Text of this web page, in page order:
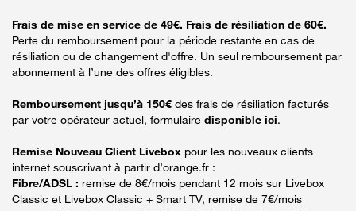
Frais de mise en service de 49€. Frais de résiliation de 60€.
Perte du remboursement pour la période restante en cas de
résiliation ou de changement d'offre. Un seul remboursement par
abonnement à l’une des offres éligibles.
Remboursement jusqu’à 150€ des frais de résiliation facturés
par votre opérateur actuel, formulaire disponible ici.
Remise Nouveau Client Livebox pour les nouveaux clients
internet souscrivant à partir d’orange.fr :
Fibre/ADSL : remise de 8€/mois pendant 12 mois sur Livebox
Classic et Livebox Classic + Smart TV, remise de 7€/mois